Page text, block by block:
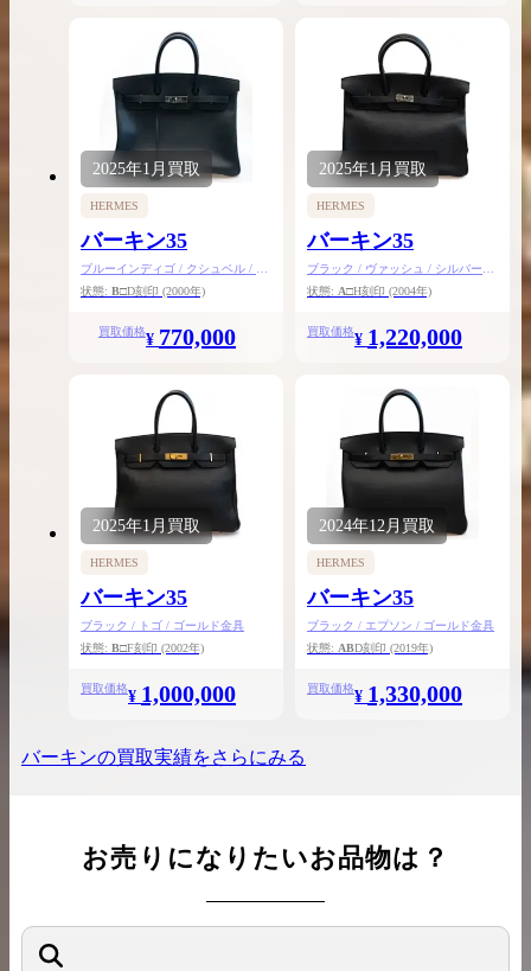
2025年1月 買取
HERMES
バーキン35
ブルーインディゴ / クシュベル / シ
ルバー金具
状態: B□D刻印 (2000年)
買取価格¥ 770,000
2025年1月買取
HERMES
バーキン35
ブラック / ヴァッシュ / シルバー金
具
状態: A□H刻印 (2004年)
買取価格¥ 1,220,000
2025年1月買取
HERMES
バーキン35
ブラック / トゴ / ゴールド金具
状態: B□F刻印 (2002年)
買取価格¥ 1,000,000
2024年12月買取
HERMES
バーキン35
ブラック / エプソン / ゴールド金具
状態: ABD刻印 (2019年)
買取価格¥ 1,330,000
バーキンの買取実績をさらにみる
お売りになりたいお品物は？